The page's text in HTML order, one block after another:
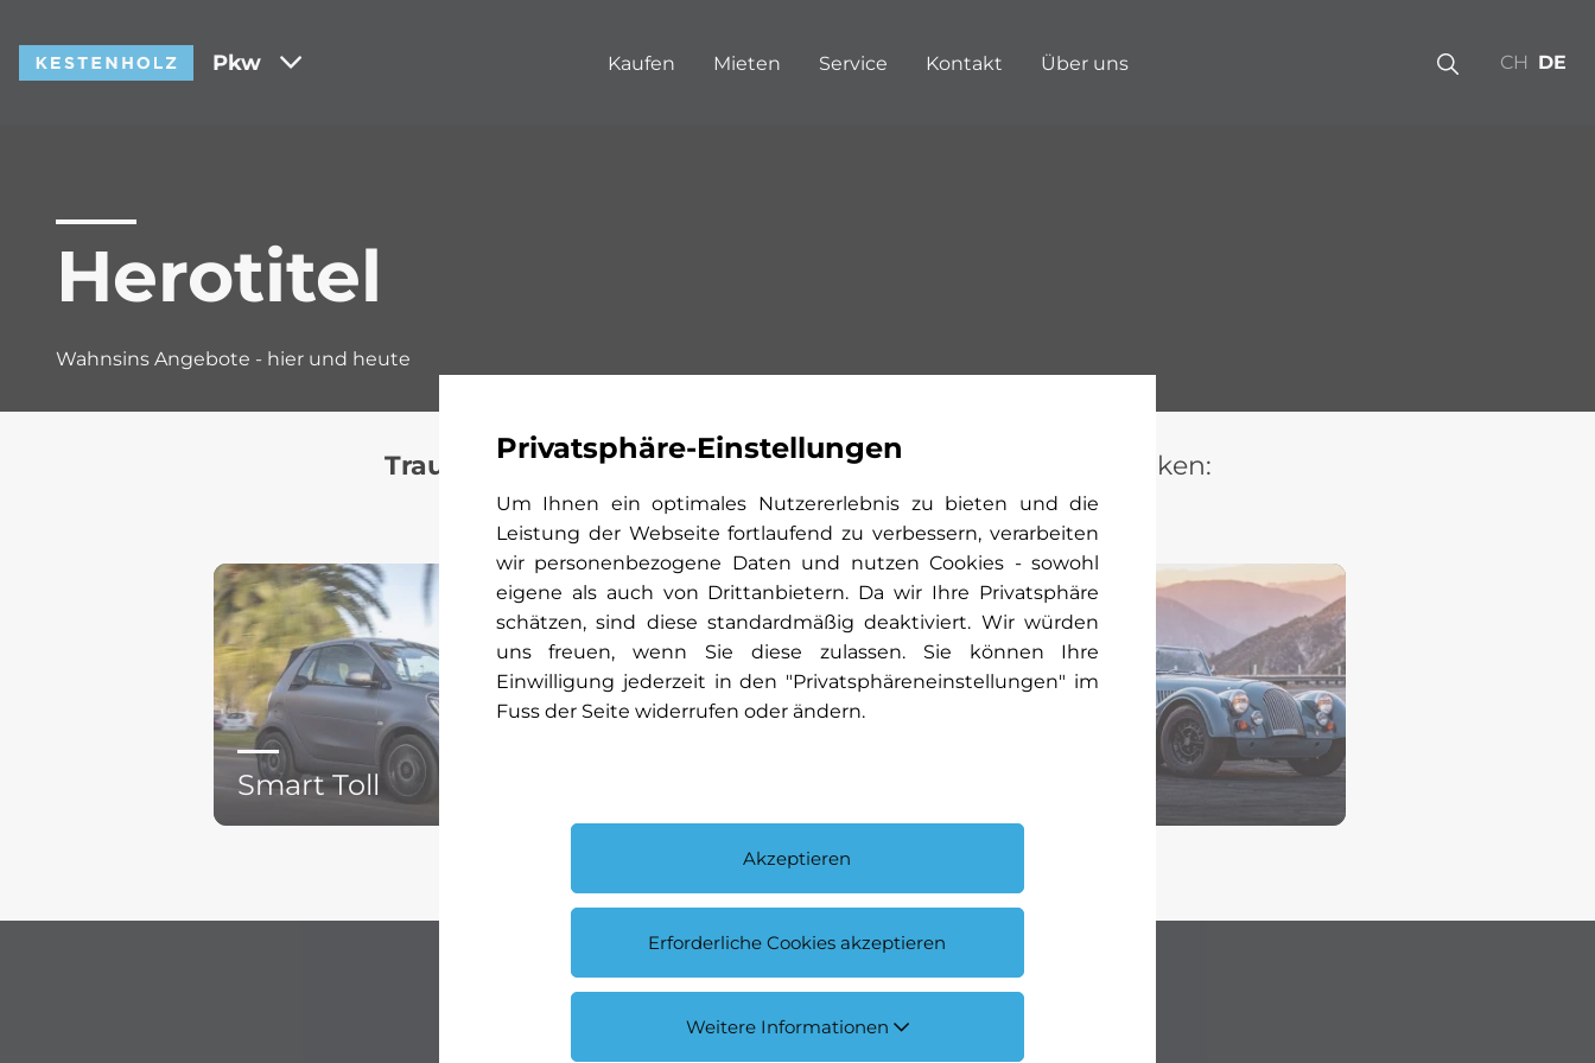
Privatsphäre-Einstellungen
Um Ihnen ein optimales Nutzererlebnis zu bieten und die
Leistung der Webseite fortlaufend zu verbessern, verarbeiten
wir personenbezogene Daten und nutzen Cookies - sowohl
eigene als auch von Drittanbietern. Da wir Ihre Privatsphäre
schätzen, sind diese standardmäßig deaktiviert. Wir würden
uns freuen, wenn Sie diese zulassen. Sie können Ihre
Einwilligung jederzeit in den "Privatsphäreneinstellungen" im
Fuss der Seite widerrufen oder ändern.
Akzeptieren
Erforderliche Cookies akzeptieren
Weitere Informationen
Pkw Kaufen Mieten Service Kontakt Über uns CH DE
Herotitel
Wahnsins Angebote - hier und heute
Traumwagen nicht gefunden? Entdecken Sie weitere Marken:
Smart Toll
Unsere Bereiche